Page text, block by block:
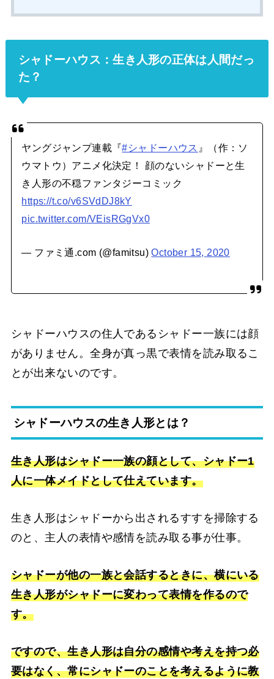
シャドーハウス：生き人形の正体は人間だっ
た？
ヤングジャンプ連載『#シャドーハウス 』（作：ソ
ウマトウ）アニメ化決定！ 顔のないシャドーと生
き人形の不穏ファンタジーコミック
https://t.co/v6SVdDJ8kY
pic.twitter.com/VEisRGgVx0
— ファミ通.com (@famitsu)October 15, 2020
シャドーハウスの住人であるシャドー一族には顔
がありません。全身が真っ黒で表情を読み取るこ
とが出来ないのです。
シャドーハウスの生き人形とは？
生き人形はシャドー一族の顔として、シャドー1
人に一体メイドとして仕えています。
生き人形はシャドーから出されるすすを掃除する
のと、主人の表情や感情を読み取る事が仕事。
シャドーが他の一族と会話するときに、横にいる
生き人形がシャドーに変わって表情を作るので
す。
ですので、生き人形は自分の感情や考えを持つ必
要はなく、常にシャドーのことを考えるように教